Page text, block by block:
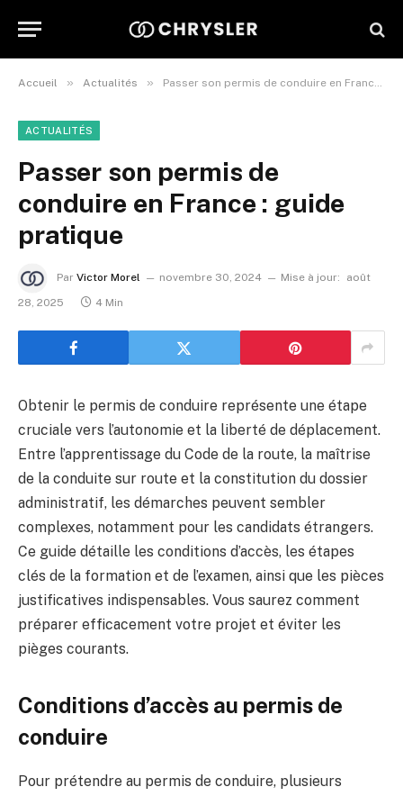
Accueil » Actualités » Passer son permis de conduire en France : guide pratique
ACTUALITÉS
Passer son permis de
conduire en France : guide
pratique
Par Victor Morel novembre 30, 2024 Mise à jour:
août
28, 2025
4 Min
Obtenir le permis de conduire représente une étape
cruciale vers l’autonomie et la liberté de déplacement.
Entre l’apprentissage du Code de la route, la maîtrise
de la conduite sur route et la constitution du dossier
administratif, les démarches peuvent sembler
complexes, notamment pour les candidats étrangers.
Ce guide détaille les conditions d’accès, les étapes
clés de la formation et de l’examen, ainsi que les pièces
justificatives indispensables. Vous saurez comment
préparer efficacement votre projet et éviter les
pièges courants.
Conditions d’accès au permis de
conduire
Pour prétendre au permis de conduire, plusieurs